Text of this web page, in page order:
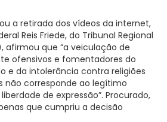
a retirada dos vídeos da internet,
Reis Friede, do Tribunal Regional
afirmou que “a veiculação de
ofensivos e fomentadores do
e da intolerância contra religiões
não corresponde ao legítimo
de expressão”. Procurado,
que cumpriu a decisão